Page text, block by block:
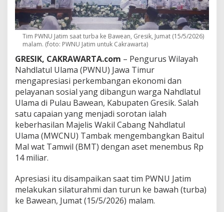
m
p
a
t
a
E
k
o
n
o
m
i
N
B
a
a
,
B
Tim PWNU Jatim saat turba ke Bawean, Gresik, Jumat (15/5/2026)
malam. (foto: PWNU Jatim untuk Cakrawarta)
GRESIK, CAKRAWARTA.com – Pengurus Wilayah
Nahdlatul Ulama (PWNU) Jawa Timur
mengapresiasi perkembangan ekonomi dan
pelayanan sosial yang dibangun warga Nahdlatul
Ulama di Pulau Bawean, Kabupaten Gresik. Salah
satu capaian yang menjadi sorotan ialah
keberhasilan Majelis Wakil Cabang Nahdlatul
Ulama (MWCNU) Tambak mengembangkan Baitul
Mal wat Tamwil (BMT) dengan aset menembus Rp
14 miliar.
Apresiasi itu disampaikan saat tim PWNU Jatim
melakukan silaturahmi dan turun ke bawah (turba)
ke Bawean, Jumat (15/5/2026) malam.